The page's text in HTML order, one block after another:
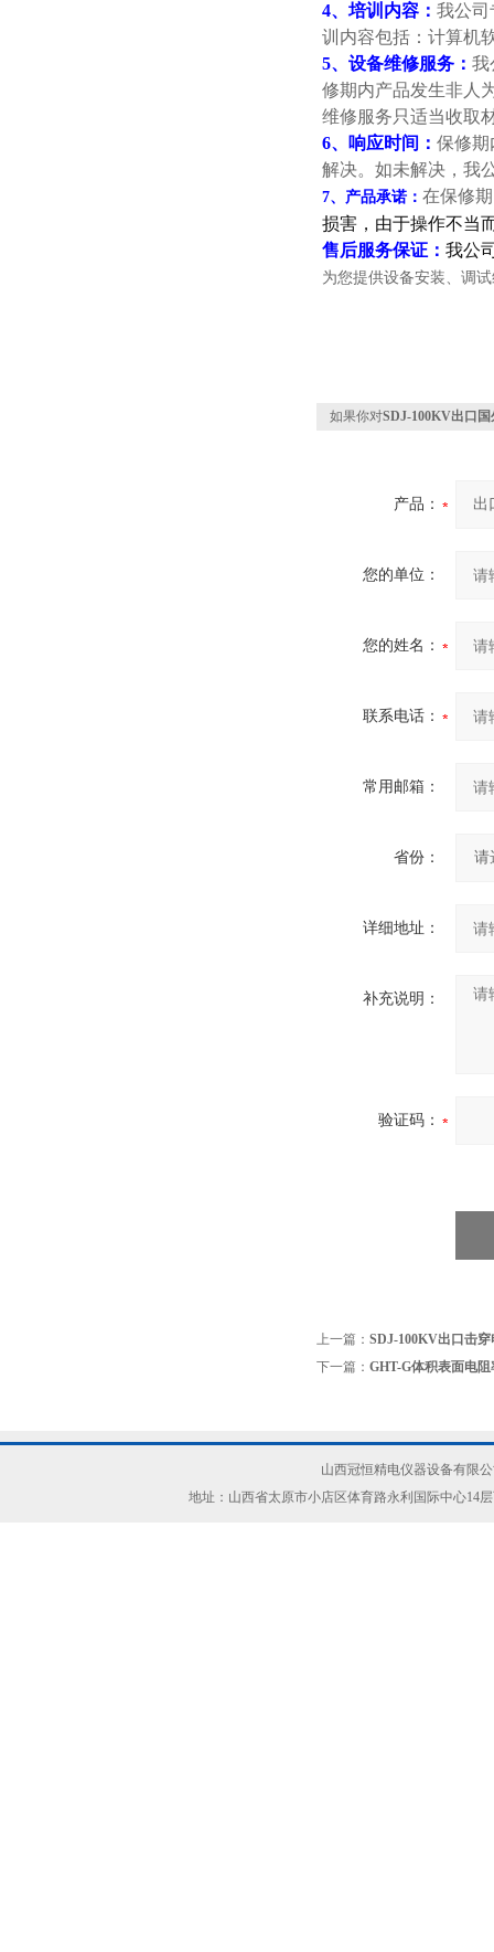
4、培训内容： 我公司
训内容包括：计算机
5、设备维修服务： 我
修期内产品发生非人
维修服务只适当收取
6、响应时间： 保修期
解决。如未解决，我
7、产品承诺： 在保修
损害 ， 由于操作不当
售后服务保证： 我公
为您提供设备安装、调
如果你对SDJ-100KV出口
产品：
您的单位：
您的姓名：
联系电话：
常用邮箱：
省份：
详细地址：
补充说明：
验证码：
上一篇： SDJ-100KV出口击
下一篇： GHT-G体积表面电
山西冠恒精电仪器设备有限
地址：山西省太原市小店区体育路永利国际中心14